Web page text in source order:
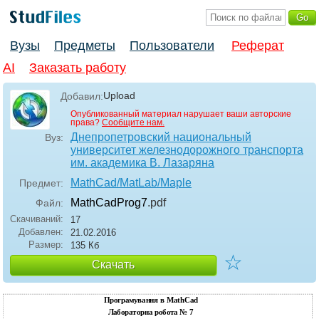
Вузы Предметы Пользователи
Реферат
AI
Заказать работу
Добавил:Upload
Опубликованный материал нарушает ваши авторские
права? Сообщите нам.
Вуз:
Днепропетровский национальный
университет железнодорожного транспорта
им. академика В. Лазаряна
Предмет: MathCad/MatLab/Maple
Файл: MathCadProg7.pdf
Скачиваний:
17
Добавлен:
21.02.2016
Размер:
135 Кб
Скачать ☆
Програмування в MathCad
Лабораторна робота № 7